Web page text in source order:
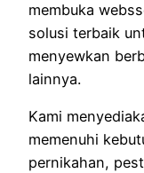
membuka
solusi terbaik
menyewkan
lainnya.
Kami
memenuhi
pernikahan,